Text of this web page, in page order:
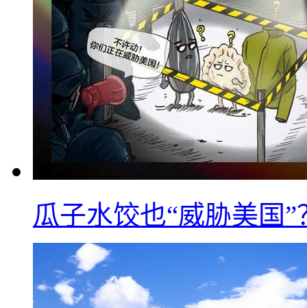
瓜子水饺也“威胁美国”